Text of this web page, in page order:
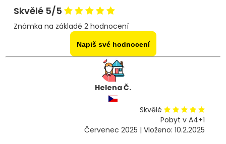
Skvělé 5/5
Známka na základě 2 hodnocení
Napiš své hodnocení
Helena Č.
Skvělé
Pobyt v A4+1
Červenec 2025 | Vloženo: 10.2.2025